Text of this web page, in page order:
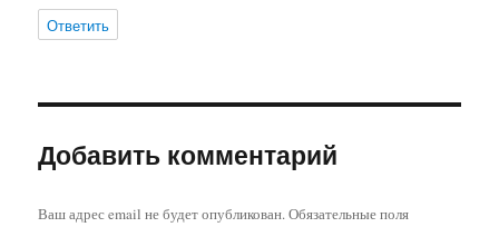
Ответить
Добавить комментарий
Ваш адрес email не будет опубликован.Обязательные поля